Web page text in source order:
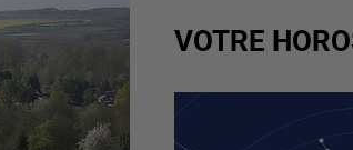
VOTRE